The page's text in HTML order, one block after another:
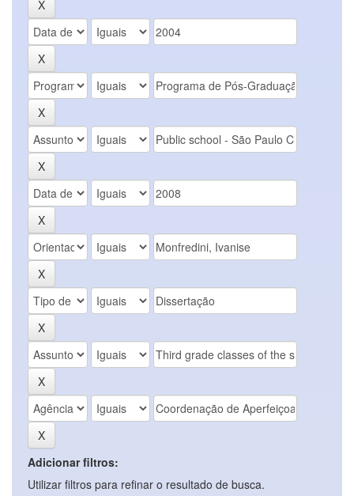
Adicionar filtros:
Utilizar filtros para refinar o resultado de busca.